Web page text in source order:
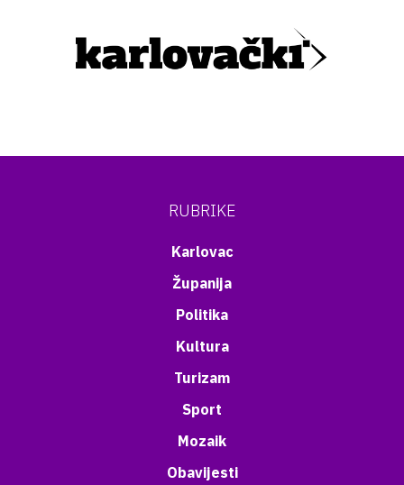
RUBRIKE
Karlovac
Županija
Politika
Kultura
Turizam
Sport
Mozaik
Obavijesti